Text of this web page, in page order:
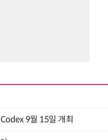
9월 15일 개최